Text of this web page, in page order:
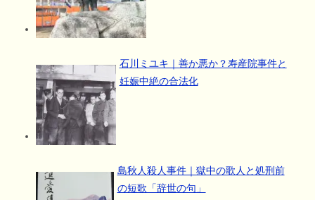
石川ミユキ｜善か悪か？寿産院事件と
妊娠中絶の合法化
島秋人殺人事件｜獄中の歌人と処刑前
の短歌「辞世の句」